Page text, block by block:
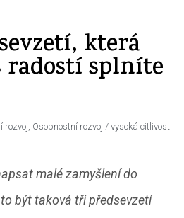
která
radostí splníte
rozvoj, Osobnostní rozvoj / vysoká citlivost
malé zamyšlení do
být taková tři předsevzetí